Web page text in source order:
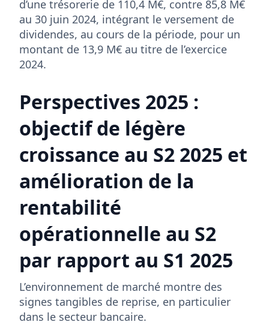
d’une trésorerie de 110,4 M€, contre 85,8 M€
au 30 juin 2024, intégrant le versement de
dividendes, au cours de la période, pour un
montant de 13,9 M€ au titre de l’exercice
2024.
Perspectives 2025 :
objectif de légère
croissance au S2 2025 et
amélioration de la
rentabilité
opérationnelle au S2
par rapport au S1 2025
L’environnement de marché montre des
signes tangibles de reprise, en particulier
dans le secteur bancaire.